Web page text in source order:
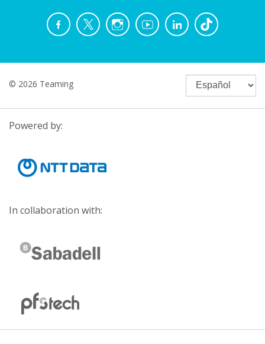
© 2026 Teaming
Powered by:
In collaboration with: